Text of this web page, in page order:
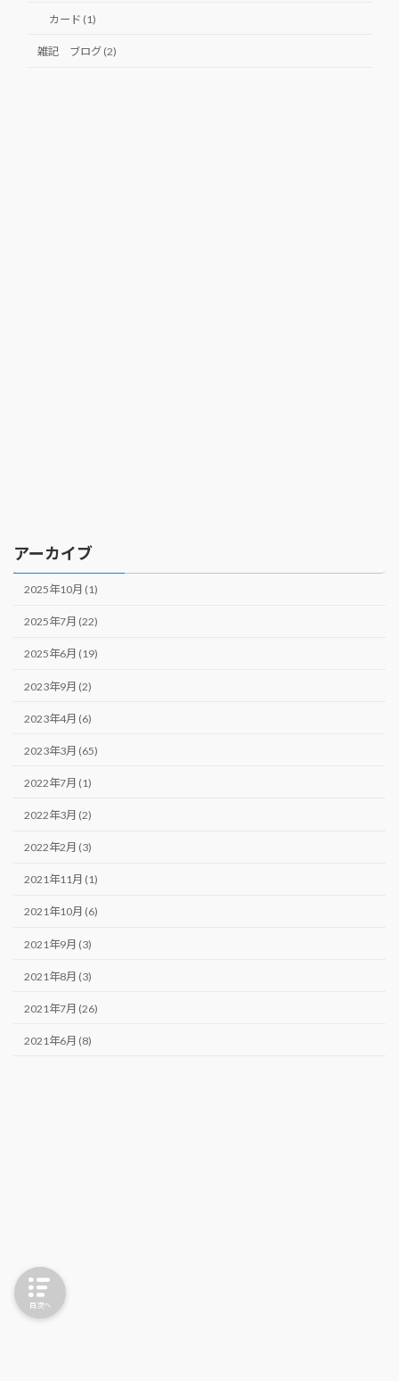
カード (1)
雑記 ブログ (2)
アーカイブ
2025年10月 (1)
2025年7月 (22)
2025年6月 (19)
2023年9月 (2)
2023年4月 (6)
2023年3月 (65)
2022年7月 (1)
2022年3月 (2)
2022年2月 (3)
2021年11月 (1)
2021年10月 (6)
2021年9月 (3)
2021年8月 (3)
2021年7月 (26)
2021年6月 (8)
目次へ